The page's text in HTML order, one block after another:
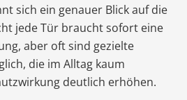
sich ein genauer Blick auf die
jede Tür braucht sofort eine
aber oft sind gezielte
die im Alltag kaum
deutlich erhöhen.